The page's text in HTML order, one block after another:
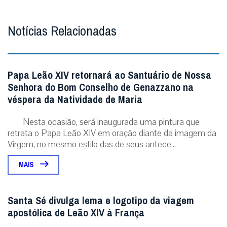
Notícias Relacionadas
Papa Leão XIV retornará ao Santuário de Nossa
Senhora do Bom Conselho de Genazzano na
véspera da Natividade de Maria
Nesta ocasião, será inaugurada uma pintura que
retrata o Papa Leão XIV em oração diante da imagem da
Virgem, no mesmo estilo das de seus antece...
MAIS
Santa Sé divulga lema e logotipo da viagem
apostólica de Leão XIV à França